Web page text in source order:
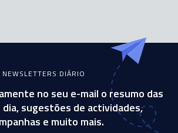
NEWSLETTERS DIÁRIO
no seu e-mail o resumo das
sugestões de actividades,
e muito mais.